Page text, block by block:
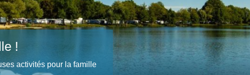
!
activités pour la famille